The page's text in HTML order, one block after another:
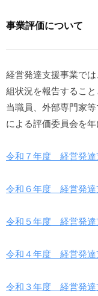
事業評価について
経営発達支援事業で
組状況を報告するこ
当職員、外部専門家
による評価委員会を年
令和７年度 経営発達
令和６年度 経営発達
令和５年度 経営発達
令和４年度 経営発達
令和３年度 経営発達